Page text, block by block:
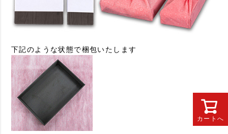
カートへ
下記のような状態で梱包いたします